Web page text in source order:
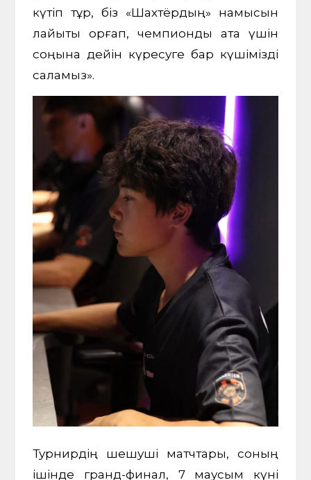
күтіп тұр, біз «Шахтёрдың» намысын
лайықты қорғап, чемпиондық атақ үшін
соңына дейін күресуге бар күшімізді
саламыз».
Турнирдің шешуші матчтары, соның
ішінде гранд-финал, 7 маусым күні